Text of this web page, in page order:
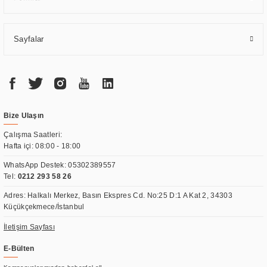
Sayfalar
Bize Ulaşın
Çalışma Saatleri:
Hafta içi: 08:00 - 18:00
WhatsApp Destek:05302389557
Tel: 0212 293 58 26
Adres: Halkalı Merkez, Basın Ekspres Cd. No:25 D:1 A Kat 2, 34303
Küçükçekmece/İstanbul
İletişim Sayfası
E-Bülten